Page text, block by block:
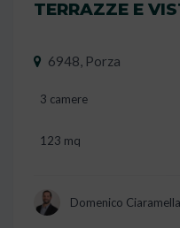
TERRAZZE E
6948, Porza
3 camere
123 mq
Domenico Ciaramella